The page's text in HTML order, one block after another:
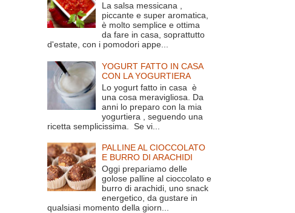
La salsa messicana ,
piccante e super aromatica,
è molto semplice e ottima
da fare in casa, soprattutto
d'estate, con i pomodori appe...
YOGURT FATTO IN CASA
CON LA YOGURTIERA
Lo yogurt fatto in casa è
una cosa meravigliosa. Da
anni lo preparo con la mia
yogurtiera , seguendo una
ricetta semplicissima. Se vi...
PALLINE AL CIOCCOLATO
E BURRO DI ARACHIDI
Oggi prepariamo delle
golose palline al cioccolato e
burro di arachidi, uno snack
energetico, da gustare in
qualsiasi momento della giorn...